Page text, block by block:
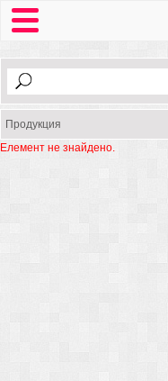
Продукция
Елемент не знайдено.